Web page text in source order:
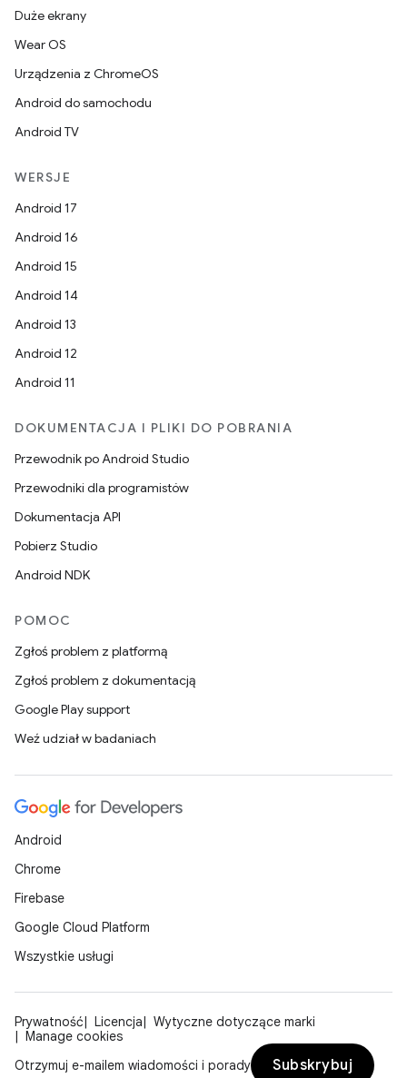
Duże ekrany
Wear OS
Urządzenia z ChromeOS
Android do samochodu
Android TV
WERSJE
Android 17
Android 16
Android 15
Android 14
Android 13
Android 12
Android 11
DOKUMENTACJA I PLIKI DO POBRANIA
Przewodnik po Android Studio
Przewodniki dla programistów
Dokumentacja API
Pobierz Studio
Android NDK
POMOC
Zgłoś problem z platformą
Zgłoś problem z dokumentacją
Google Play support
Weź udział w badaniach
Android
Chrome
Firebase
Google Cloud Platform
Wszystkie usługi
Prywatność Licencja
Wytyczne dotyczące marki
Manage cookies
Otrzymuj e-mailem wiadomości i porady
Subskrybuj